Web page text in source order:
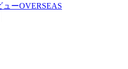
ューOVERSEAS